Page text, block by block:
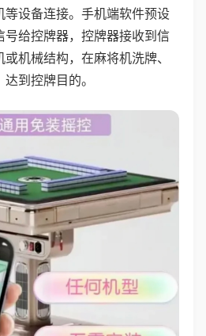
等设备连接。手机端软件预设
号给控牌器，控牌器接收到信
机械结构，在麻将机洗牌、
到控牌目的。